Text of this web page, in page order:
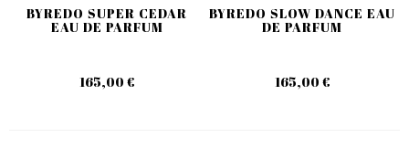
BYREDO SUPER CEDAR
EAU DE PARFUM
165,00 €
BYREDO SLOW DANCE EAU
DE PARFUM
165,00 €